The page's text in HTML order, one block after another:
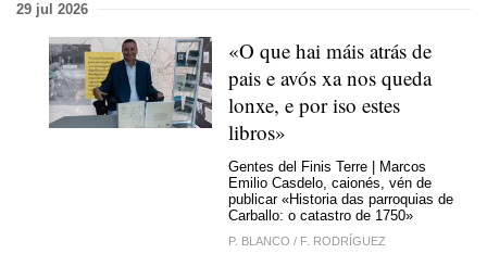
29 jul 2026
«O que hai máis atrás de
pais e avós xa nos queda
lonxe, e por iso estes
libros»
Gentes del Finis Terre | Marcos
Emilio Casdelo, caionés, vén de
publicar «Historia das parroquias de
Carballo: o catastro de 1750»
P. BLANCO / F. RODRÍGUEZ